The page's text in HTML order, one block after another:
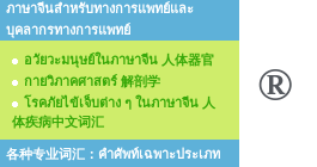
ภาษาจีนสำหรับทางการแพทย์และ
บุคลากรทางการแพทย์
อวัยวะมนุษย์ในภาษาจีน 人体器官
กายวิภาคศาสตร์ 解剖学
โรคภัยไข้เจ็บต่าง ๆ ในภาษาจีน 人
体疾病中文词汇
各种专业词汇：คำศัพท์เฉพาะประเภท
®